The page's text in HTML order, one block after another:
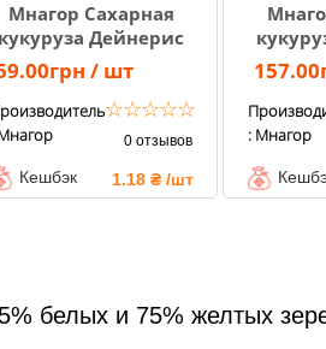
Мнагор Сахарная
кукуруза Дейнерис
(Барселона) F1, Sh2
(50 семян)
/ шт
☆☆☆☆☆
0 отзывов
Кешбэк 1.18 ₴ /шт
: Мнагор
белых и 75% желтых